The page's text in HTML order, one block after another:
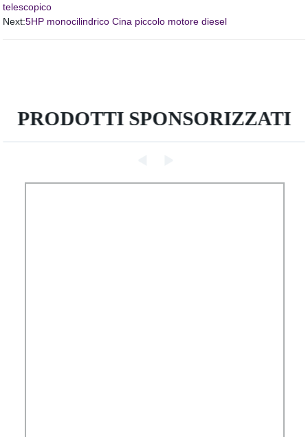
telescopico
Next:5HP monocilindrico Cina piccolo motore diesel
PRODOTTI SPONSORIZZATI